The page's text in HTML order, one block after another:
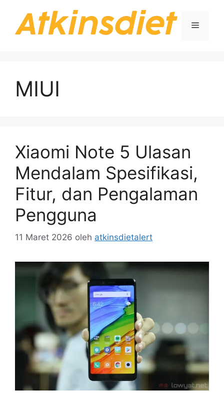
Menu
MIUI
Xiaomi Note 5 Ulasan
Mendalam Spesifikasi,
Fitur, dan Pengalaman
Pengguna
11 Maret 2026 oleh atkinsdietalert